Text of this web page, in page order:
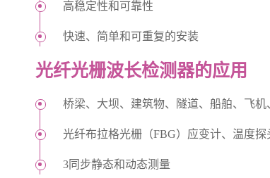
高稳定性和可靠性
快速、简单和可重复的安装
光纤光栅波长检测器的应用
桥梁、大坝、建筑物、隧道、船舶、飞
光纤布拉格光栅（FBG）应变计、温度
3同步静态和动态测量